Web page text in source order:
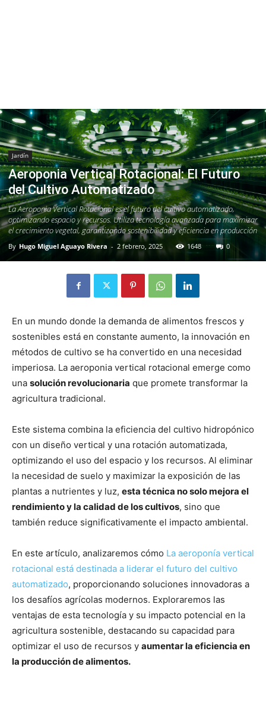
Jardín
Aeroponia Vertical Rotacional: El Futuro
del Cultivo Automatizado
La Aeroponia Vertical Rotacional es el futuro del cultivo automatizado,
optimizando espacio y recursos. Utiliza tecnología avanzada para maximizar
el crecimiento vegetal, garantizando sostenibilidad y eficiencia en producción
By Hugo Miguel Aguayo Rivera - 2 febrero, 2025 1648 0
En un mundo donde la demanda de alimentos frescos y
sostenibles está en constante aumento, la innovación en
métodos de cultivo se ha convertido en una necesidad
imperiosa. La aeroponia vertical rotacional emerge como
una solución revolucionaria que promete transformar la
agricultura tradicional.
Este sistema combina la eficiencia del cultivo hidropónico
con un diseño vertical y una rotación automatizada,
optimizando el uso del espacio y los recursos. Al eliminar
la necesidad de suelo y maximizar la exposición de las
plantas a nutrientes y luz, esta técnica no solo mejora el
rendimiento y la calidad de los cultivos, sino que
también reduce significativamente el impacto ambiental.
En este artículo, analizaremos cómo La aeroponía vertical
rotacional está destinada a liderar el futuro del cultivo
automatizado, proporcionando soluciones innovadoras a
los desafíos agrícolas modernos. Exploraremos las
ventajas de esta tecnología y su impacto potencial en la
agricultura sostenible, destacando su capacidad para
optimizar el uso de recursos y aumentar la eficiencia en
la producción de alimentos.